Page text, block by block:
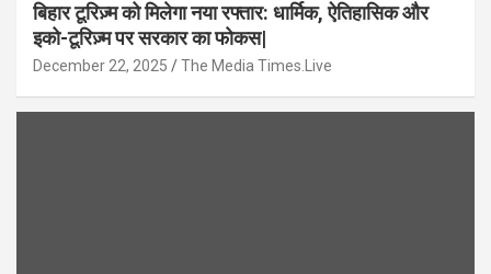
बिहार टूरिज़्म को मिलेगा नया रफ्तार: धार्मिक, ऐतिहासिक और
इको-टूरिज़्म पर सरकार का फोकस|
December 22, 2025 The Media Times.Live